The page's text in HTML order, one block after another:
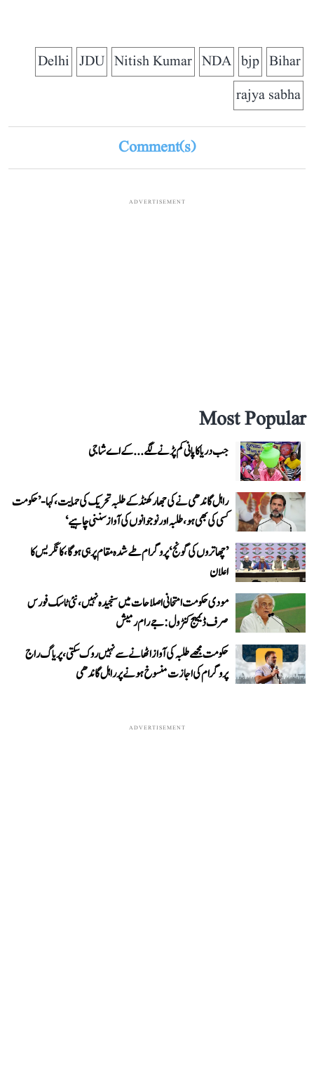
Bihar
bjp
NDA
Nitish Kumar
JDU
Delhi
rajya sabha
Comment(s)
ADVERTISEMENT
Most Popular
جب دریا کا پانی کم پڑنے لگے...کے اے شاجی
راہل گاندھی نے کی جھارکھنڈ کے طلبہ تحریک کی حمایت، کہا- ’حکومت
کسی کی بھی ہو، طلبہ اور نوجوانوں کی آواز سننی چاہیے‘
’چھاتروں کی گونج‘ پروگرام طے شدہ مقام پر ہی ہوگا، کانگریس کا
اعلان
مودی حکومت امتحانی اصلاحات میں سنجیدہ نہیں، نئی ٹاسک فورس
صرف ڈیمیج کنٹرول: جے رام رمیش
حکومت مجھے طلبہ کی آواز اٹھانے سے نہیں روک سکتی، پریاگ راج
پروگرام کی اجازت منسوخ ہونے پر راہل گاندھی
ADVERTISEMENT